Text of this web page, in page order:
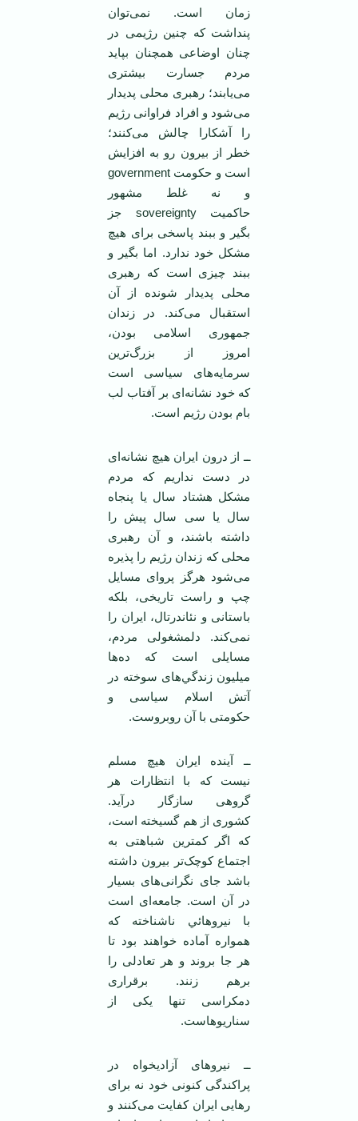
‏زمان است. نمی‌توان
پنداشت که چنين ‏رژيمی ‌در
چنان اوضاعی همچنان بپايد
مردم جسارت بيشتری
می‌يابند؛ رهبری ‏محلی پديدار
می‌شود و افراد فراوانی رژيم
‏را آشکارا چالش می‌کنند؛
خطر از بيرون ‏رو به افزايش
است و حکومت government
و نه غلط ‏مشهور
‎بگير ‏و ببند پاسخی برای هيچ
مشکل خود ندارد. ‏اما بگير و
ببند چيزی است که رهبری
محلی ‏پديدار شونده از آن
استقبال می‌کند. در ‏زندان
جمهوری اسلامی ‌بودن،
امروز از ‏بزرگ‌ترين
سرمايه‌های سياسی است
که خود ‏نشانه‌ای بر آفتاب لب
بام بودن رژيم است.‏
ــ از درون ايران هيچ نشانه‌ای
در دست ‏نداريم که مردم
مشکل هشتاد سال يا پنجاه
‏سال يا سی سال پيش را
داشته باشند، و آن ‏رهبری
محلی که زندان رژيم را پذيره
می‌‏شود هرگز پروای مسايل
چپ و راست ‏تاريخی، بلکه
باستانی و نئاندرتال، ايران را
‏نمی‌کند. دلمشغولی مردم،
مسايلی است که ‏ده‌ها
ميليون زندگي‌های سوخته در
آتش ‏اسلام سياسی و
حکومتی با آن روبروست. ‏
ــ آينده ايران هيچ مسلم
نيست که با ‏انتظارات هر
گروهی سازگار درآيد.
‏کشوری از هم گسيخته است،
که اگر کمترین شباهتی به
اجتماع کوچک‌تر بيرون داشته
‏باشد جای نگرانی‌های بسيار
در آن است. ‏جامعه‌ای است
با نيروهائي ناشناخته ‏که
همواره آماده خواهند بود تا
هر جا بروند و ‏هر تعادلی را
برهم زنند. برقراری
‏دمکراسی تنها يکی از
سناريوهاست.
ــ نيروهای آزاديخواه در
پراکندگی کنونی ‏خود نه برای
رهايی ايران کفايت می‌کنند و